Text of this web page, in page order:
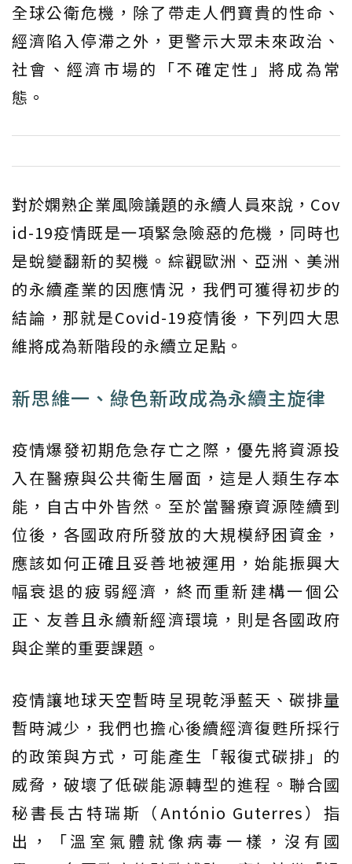
全球公衛危機，除了帶走人們寶貴的性命、
經濟陷入停滯之外，更警示大眾未來政治、
社會、經濟市場的「不確定性」將成為常
態。
對於嫻熟企業風險議題的永續人員來說，Cov
id-19疫情既是一項緊急險惡的危機，同時也
是蛻變翻新的契機。綜觀歐洲、亞洲、美洲
的永續產業的因應情況，我們可獲得初步的
結論，那就是Covid-19疫情後，下列四大思
維將成為新階段的永續立足點。
新思維一、綠色新政成為永續主旋律
疫情爆發初期危急存亡之際，優先將資源投
入在醫療與公共衛生層面，這是人類生存本
能，自古中外皆然。至於當醫療資源陸續到
位後，各國政府所發放的大規模紓困資金，
應該如何正確且妥善地被運用，始能振興大
幅衰退的疲弱經濟，終而重新建構一個公
正、友善且永續新經濟環境，則是各國政府
與企業的重要課題。
疫情讓地球天空暫時呈現乾淨藍天、碳排量
暫時減少，我們也擔心後續經濟復甦所採行
的政策與方式，可能產生「報復式碳排」的
威脅，破壞了低碳能源轉型的進程。聯合國
秘書長古特瑞斯（António Guterres）指
出，「溫室氣體就像病毒一樣，沒有國